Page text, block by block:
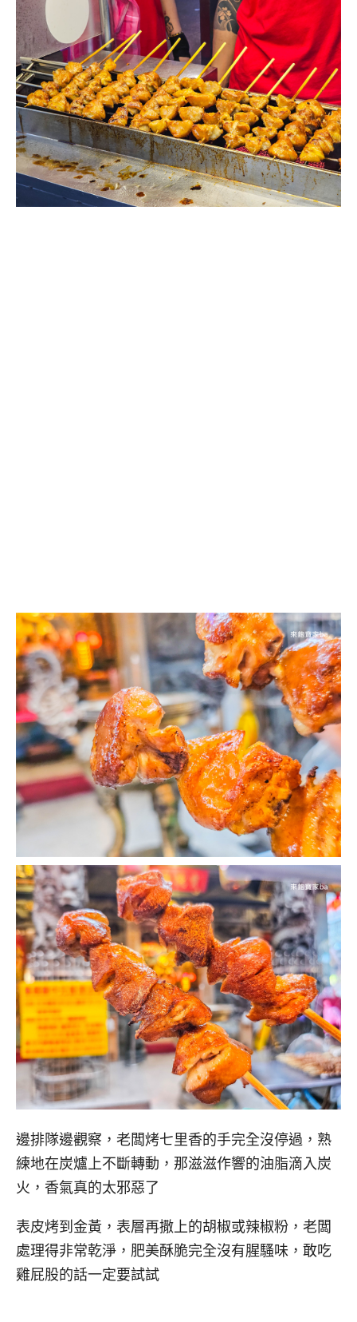
邊排隊邊觀察，老闆烤七里香的手完全沒停過，熟
練地在炭爐上不斷轉動，那滋滋作響的油脂滴入炭
火，香氣真的太邪惡了
表皮烤到金黃，表層再撒上的胡椒或辣椒粉，老闆
處理得非常乾淨，肥美酥脆完全沒有腥騷味，敢吃
雞屁股的話一定要試試